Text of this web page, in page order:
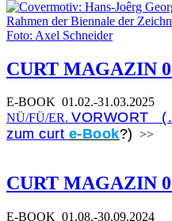
CURT MAGAZIN
E-BOOK 01.02.-31.03.2025
NÜ/FÜ/ER. VORWORT
zum curt e-Book?) >>
CURT MAGAZIN
E-BOOK 01.08.-30.09.2024